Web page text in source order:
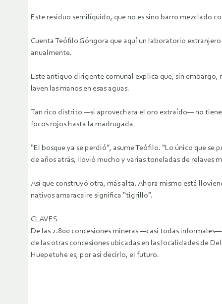
Este residuo semilíquido, que no es sino barro mezclado
Cuenta Teófilo Góngora que aquí un laboratorio
anualmente.
Este antiguo dirigente comunal explica que, sin embargo,
laven las manos en esas aguas.
Tan rico distrito —si aprovechara el oro extraído— no tiene
focos rojos hasta la madrugada.
“El bosque ya se perdió”, asume Teófilo. “Lo único que
de años atrás, llovió mucho y varias toneladas de relaves
Así que construyó otra, más alta. Ahora mismo está
nativos amaracaire significa “tigrillo”.
CLAVES
De las 2.800 concesiones mineras —casi todas
de las otras concesiones ubicadas en las localidades de
Huepetuhe es, por así decirlo, el futuro.